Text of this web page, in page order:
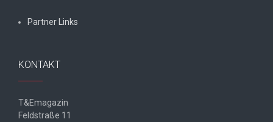
Partner Links
KONTAKT
T&Emagazin
Feldstraße 11